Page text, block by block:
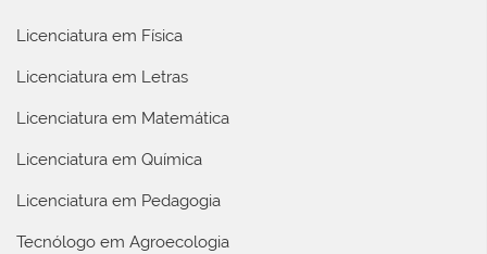
Licenciatura em Física
Licenciatura em Letras
Licenciatura em Matemática
Licenciatura em Química
Licenciatura em Pedagogia
Tecnólogo em Agroecologia